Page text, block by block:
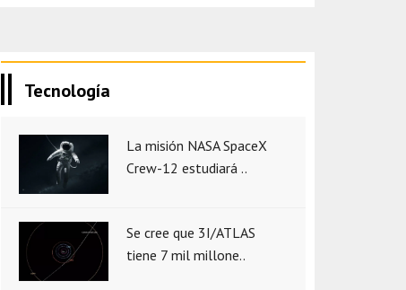
Tecnología
La misión NASA SpaceX
Crew-12 estudiará ..
Se cree que 3I/ATLAS
tiene 7 mil millone..